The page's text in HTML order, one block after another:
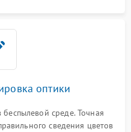
оптики
среде. Точная
сведения цветов